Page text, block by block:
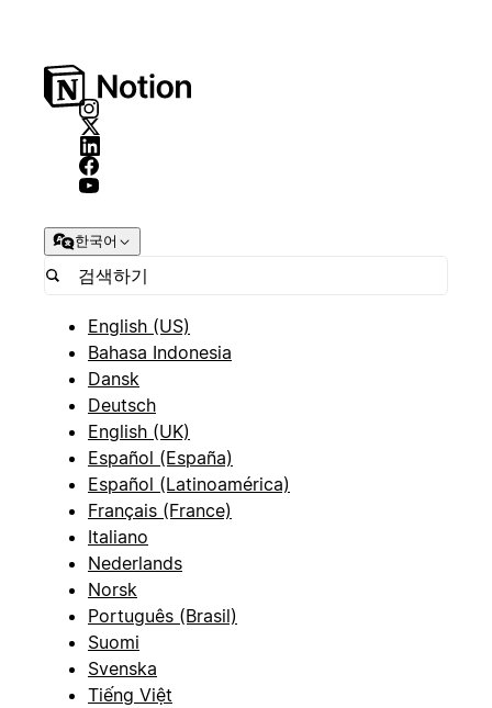
한국어
English (US)
Bahasa Indonesia
Dansk
Deutsch
English (UK)
Español (España)
Español (Latinoamérica)
Français (France)
Italiano
Nederlands
Norsk
Português (Brasil)
Suomi
Svenska
Tiếng Việt